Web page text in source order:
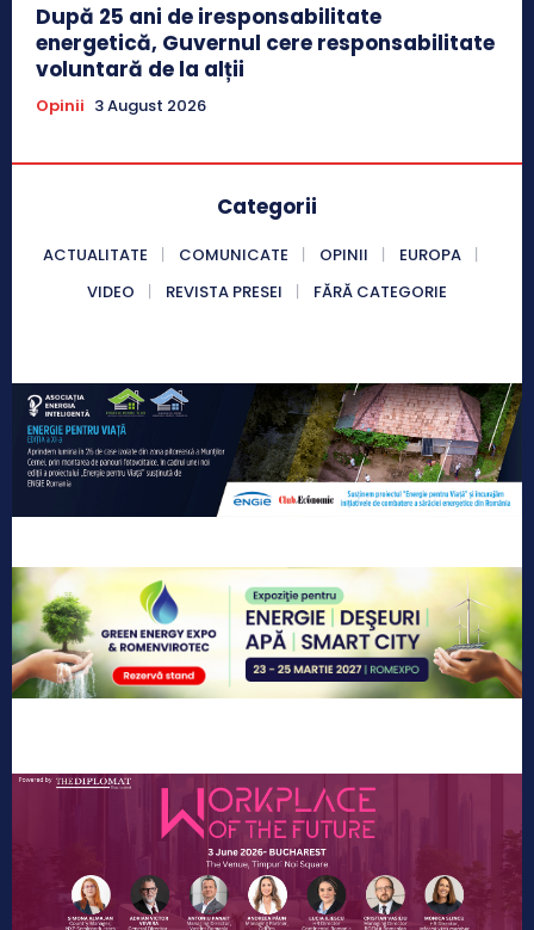
După 25 ani de iresponsabilitate
energetică, Guvernul cere responsabilitate
voluntară de la alții
Opinii 3 August 2026
Categorii
ACTUALITATE COMUNICATE OPINII
EUROPA
VIDEO
REVISTA PRESEI FĂRĂ CATEGORIE